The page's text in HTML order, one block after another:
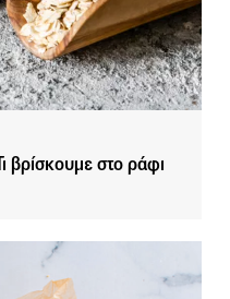
βρίσκουμε στο ράφι